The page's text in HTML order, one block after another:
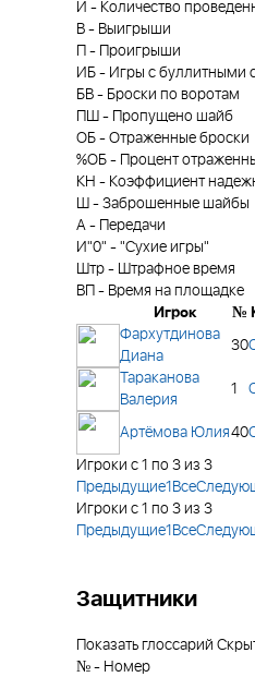
И - Количество
В - Выигрыши
-
Проигрыши
ИБ - Игры с буллитными
БВ - Броски по воротам
ПШ -
Пропущено шайб
ОБ - Отраженные броски
%ОБ -
Процент
КН - Коэффициент
Ш - Заброшенные шайбы
А -
Передачи
И"0" - "Сухие игры"
Штр - Штрафное время
ВП
- Время на площадке
Игрок
№
Фархутдинова
Диана
30
Тараканова
Валерия
1
Артёмова Юлия40
Игроки с 1 по 3 из 3
Предыдущие1 Все
Игроки с 1 по 3 из 3
Предыдущие1 Все
Защитники
Показать глоссарий
№ - Номер